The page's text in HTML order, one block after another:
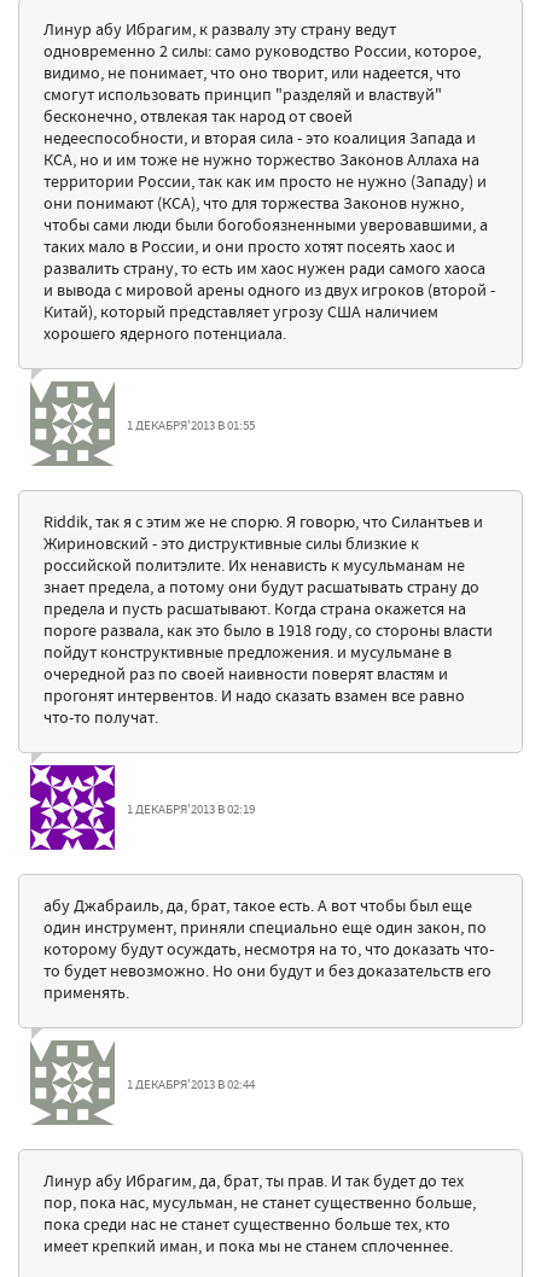
Линур абу Ибрагим, к развалу эту страну ведут
одновременно 2 силы: само руководство России, которое,
видимо, не понимает, что оно творит, или надеется, что
смогут использовать принцип "разделяй и властвуй"
бесконечно, отвлекая так народ от своей
недееспособности, и вторая сила - это коалиция Запада и
КСА, но и им тоже не нужно торжество Законов Аллаха на
территории России, так как им просто не нужно (Западу) и
они понимают (КСА), что для торжества Законов нужно,
чтобы сами люди были богобоязненными уверовавшими, а
таких мало в России, и они просто хотят посеять хаос и
развалить страну, то есть им хаос нужен ради самого хаоса
и вывода с мировой арены одного из двух игроков (второй -
Китай), который представляет угрозу США наличием
хорошего ядерного потенциала.
1 ДЕКАБРЯ'2013 В 01:55
Riddik, так я с этим же не спорю. Я говорю, что Силантьев и
Жириновский - это диструктивные силы близкие к
российской политэлите. Их ненависть к мусульманам не
знает предела, а потому они будут расшатывать страну до
предела и пусть расшатывают. Когда страна окажется на
пороге развала, как это было в 1918 году, со стороны власти
пойдут конструктивные предложения. и мусульмане в
очередной раз по своей наивности поверят властям и
прогонят интервентов. И надо сказать взамен все равно
что-то получат.
1 ДЕКАБРЯ'2013 В 02:19
абу Джабраиль, да, брат, такое есть. А вот чтобы был еще
один инструмент, приняли специально еще один закон, по
которому будут осуждать, несмотря на то, что доказать что-
то будет невозможно. Но они будут и без доказательств его
применять.
1 ДЕКАБРЯ'2013 В 02:44
Линур абу Ибрагим, да, брат, ты прав. И так будет до тех
пор, пока нас, мусульман, не станет существенно больше,
пока среди нас не станет существенно больше тех, кто
имеет крепкий иман, и пока мы не станем сплоченнее.